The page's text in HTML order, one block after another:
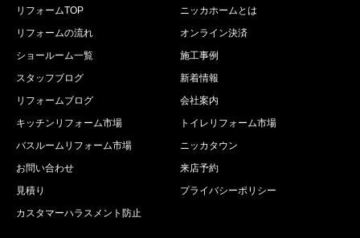
リフォームTOP
ニッカホームとは
リフォームの流れ
オンライン決済
ショールーム一覧
施工事例
スタッフブログ
新着情報
リフォームブログ
会社案内
キッチンリフォーム市場
トイレリフォーム市場
バスルームリフォーム市場
ニッカタウン
お問い合わせ
来店予約
見積り
プライバシーポリシー
カスタマーハラスメント防止